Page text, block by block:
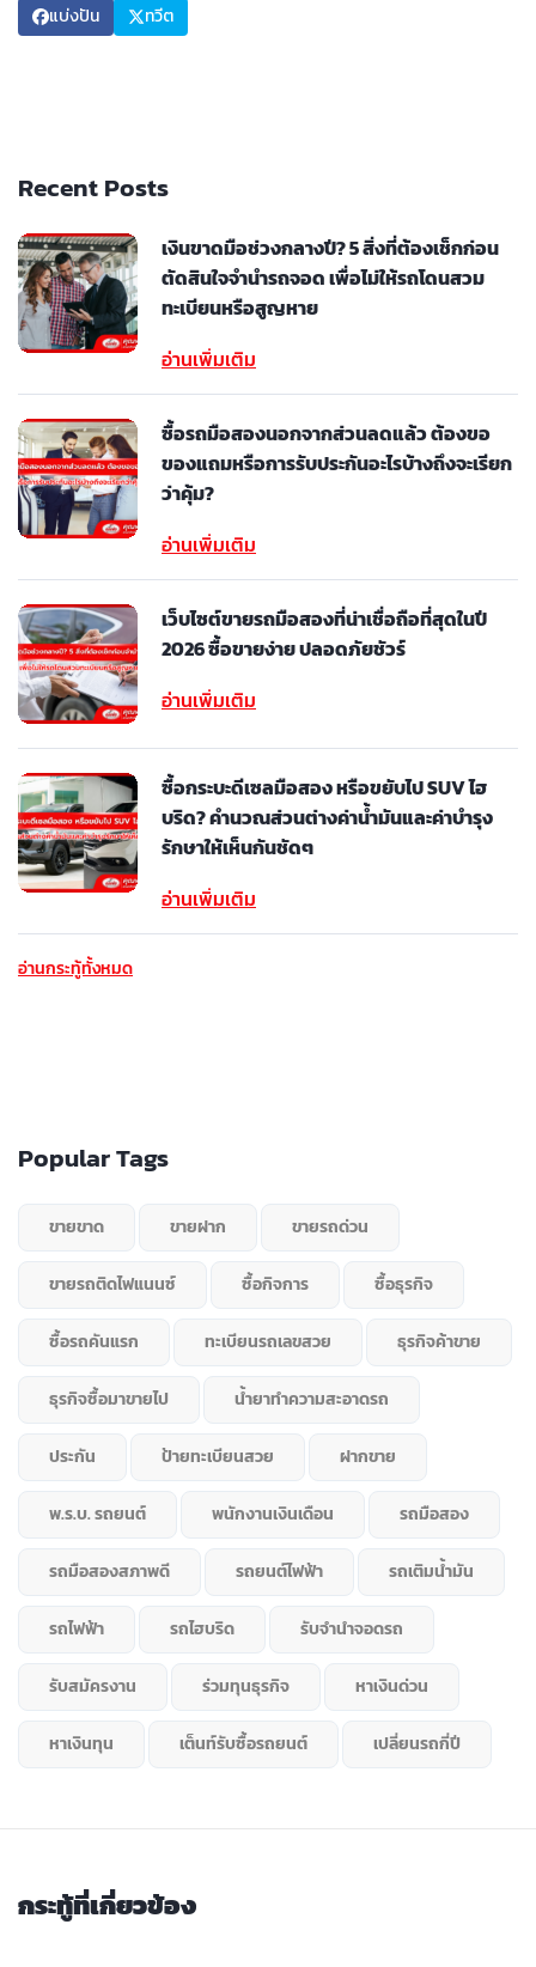
แบ่งปัน ทวีต
Recent Posts
เงินขาดมือช่วงกลางปี? 5 สิ่งที่ต้องเช็กก่อน
ตัดสินใจจำนำรถจอด เพื่อไม่ให้รถโดนสวม
ทะเบียนหรือสูญหาย
อ่านเพิ่มเติม
ซื้อรถมือสองนอกจากส่วนลดแล้ว ต้องขอ
ของแถมหรือการรับประกันอะไรบ้างถึงจะเรียก
ว่าคุ้ม?
อ่านเพิ่มเติม
เว็บไซต์ขายรถมือสองที่น่าเชื่อถือที่สุดในปี
2026 ซื้อขายง่าย ปลอดภัยชัวร์
อ่านเพิ่มเติม
ซื้อกระบะดีเซลมือสอง หรือขยับไป SUV ไฮ
บริด? คำนวณส่วนต่างค่าน้ำมันและค่าบำรุง
รักษาให้เห็นกันชัดๆ
อ่านเพิ่มเติม
อ่านกระทู้ทั้งหมด
Popular Tags
ขายขาด ขายฝาก ขายรถด่วน
ขายรถติดไฟแนนซ์ ซื้อกิจการ ซื้อธุรกิจ
ซื้อรถคันแรก ทะเบียนรถเลขสวย ธุรกิจค้าขาย
ธุรกิจซื้อมาขายไป น้ำยาทำความสะอาดรถ
ประกัน ป้ายทะเบียนสวย ฝากขาย
พ.ร.บ. รถยนต์ พนักงานเงินเดือน รถมือสอง
รถมือสองสภาพดี รถยนต์ไฟฟ้า รถเติมน้ำมัน
รถไฟฟ้า รถไฮบริด รับจำนำจอดรถ
รับสมัครงาน ร่วมทุนธุรกิจ หาเงินด่วน
หาเงินทุน เต็นท์รับซื้อรถยนต์ เปลี่ยนรถกี่ปี
กระทู้ที่เกี่ยวข้อง